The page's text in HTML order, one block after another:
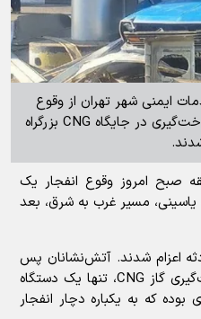
ایمنی شهر تهران از وقوع
انفجار یک دستگاه خودروی نیسان یخچال‌دار هنگام سوخت‌گیری در جایگاه CNG بزرگراه
جزئیات بیشتر گفت: ساعت ۶:۱۴ دقیقه صبح امروز وقوع انفجار یک
یاسینی، مسیر غرب به شرق، بعد
اعزام شدند. آتش‌نشانان پس
از حضور در محل مشاهده کردند که در جایگاه سوخت‌گیری گاز CNG، تنها یک دستگاه
که به یکباره دچار انفجار